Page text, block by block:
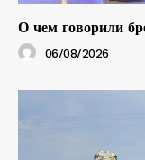
О чем говорили
06/08/2026